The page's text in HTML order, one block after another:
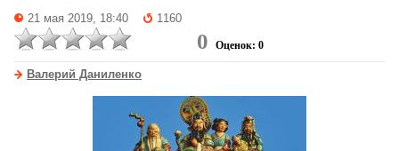
21 мая 2019, 18:40 1160
0 Оценок: 0
Валерий Даниленко